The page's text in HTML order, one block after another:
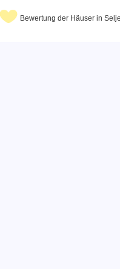
Bewertung der Häuser in